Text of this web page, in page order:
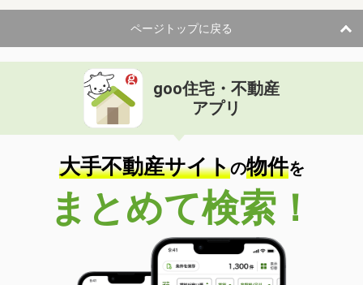
ページトップに戻る
goo住宅・不動産
アプリ
大手不動産サイトの物件を
まとめて検索！